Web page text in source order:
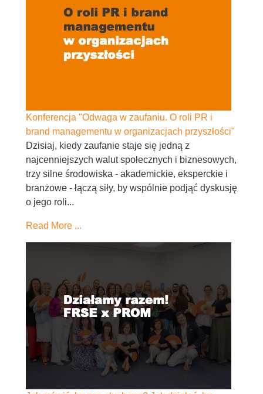
Konferencja "Odwaga w zaufaniu. O roli PR i
brand managementu w organizacjach przyszłości"
Dzisiaj, kiedy zaufanie staje się jedną z
najcenniejszych walut społecznych i biznesowych,
trzy silne środowiska - akademickie, eksperckie i
branżowe - łączą siły, by wspólnie podjąć dyskusję
o jego roli...
Read More ...